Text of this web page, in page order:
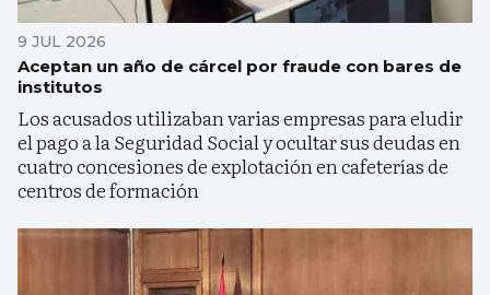
9 JUL 2026
Aceptan un año de cárcel por fraude con bares de
institutos
Los acusados utilizaban varias empresas para eludir
el pago a la Seguridad Social y ocultar sus deudas en
cuatro concesiones de explotación en cafeterías de
centros de formación